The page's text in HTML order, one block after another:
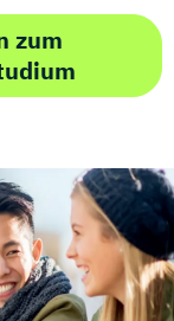
(DE/EN)
and
zum